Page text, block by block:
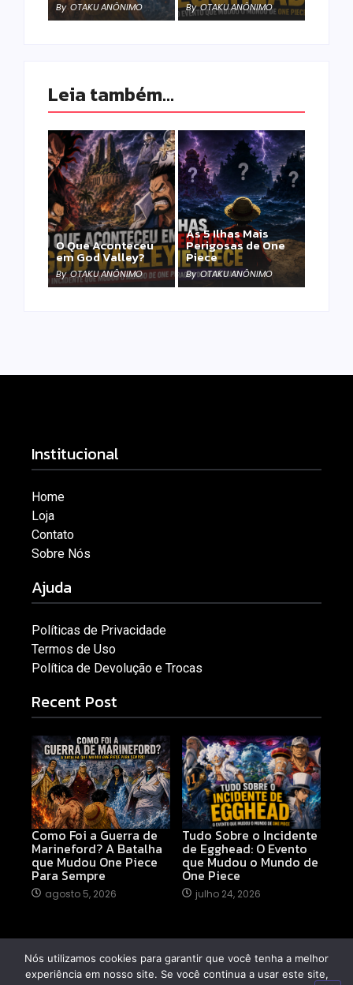
By OTAKU ANÔNIMO By OTAKU ANÔNIMO
Leia também...
O Que Aconteceu
em God Valley?
By OTAKU ANÔNIMO
As 5 Ilhas Mais
Perigosas de One
Piece
By OTAKU ANÔNIMO
Institucional
Home
Loja
Contato
Sobre Nós
Ajuda
Políticas de Privacidade
Termos de Uso
Política de Devolução e Trocas
Recent Post
Como Foi a Guerra de
Marineford? A Batalha
que Mudou One Piece
Para Sempre
agosto 5, 2026
Tudo Sobre o Incidente
de Egghead: O Evento
que Mudou o Mundo de
One Piece
julho 24, 2026
© 2026 MangaKai
Nós utilizamos cookies para garantir que você tenha a melhor
experiência em nosso site. Se você continua a usar este site,